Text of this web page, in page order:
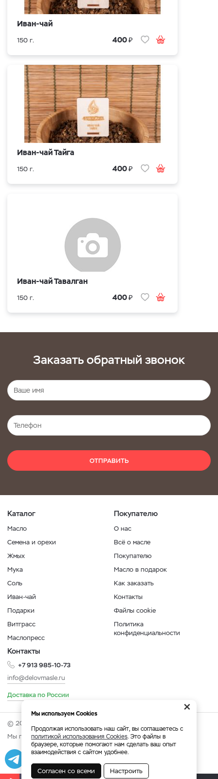
Иван-чай
150 г. 400₽
Иван-чай Тайга
150 г. 400₽
Иван-чай Тавалган
150 г. 400₽
Заказать обратный звонок
ОТПРАВИТЬ
Каталог
Масло
Семена и орехи
Жмых
Мука
Соль
Иван-чай
Подарки
Витграсс
Маслопресс
Покупателю
О нас
Всё о масле
Покупателю
Масло в подарок
Как заказать
Контакты
Файлы cookie
Политика
конфиденциальности
Контакты
+7 913 985-10-73
info@delovmasle.ru
Доставка по России
© 2026 Интернет-магазин "Дело в масле".
Мы принимаем:
Разработка Веб-аналитика
×
Мы используем Cookies
Продолжая использовать наш сайт, вы соглашаетесь с
политикой использования Cookies. Это файлы в
браузере, которые помогают нам сделать ваш опыт
взаимодействия с сайтом удобнее.
Согласен со всеми Настроить